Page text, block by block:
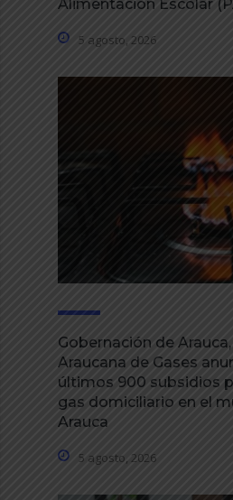
Alimentación Escolar
5 agosto, 2026
Gobernación de
Araucana de Gases
últimos 900 subsidios
gas domiciliario en el
Arauca
5 agosto, 2026